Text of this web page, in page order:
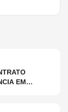
EM